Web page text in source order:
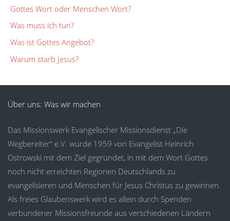
Gottes Wort oder Menschen Wort?
Was muss ich tun?
Was ist Gottes Angebot?
Warum starb Jesus?
Über uns: Was wir machen
Das Missionswerk Evangelischer Missionsdienst „Die
Wegbereiter“ e.V. wurde 1959 von Evangelist Heinrich
Ostrowski mit dem Ziel gegründet, in mit dem Wort Gottes
noch nicht erreichten Regionen Deutschlands zu
evangelisieren und Menschen für Jesus Christus zu gewinnen.
Als freies Glaubenswerk wird es allein durch Spenden
verbundener Missionsfreunde aus verschiedenen Ländern